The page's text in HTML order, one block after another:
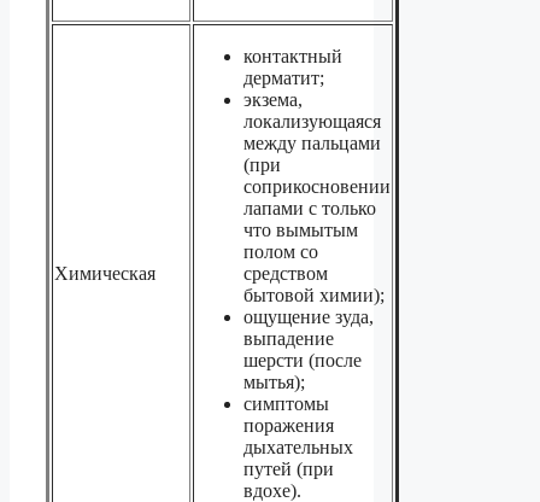
Химическая
контактный
дерматит;
экзема,
локализующаяся
между пальцами
(при
соприкосновении
лапами с только
что вымытым
полом со
средством
бытовой химии);
ощущение зуда,
выпадение
шерсти (после
мытья);
симптомы
поражения
дыхательных
путей (при
вдохе).